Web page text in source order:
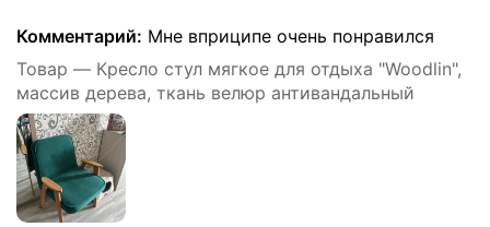
Комментарий: Мне вприципе очень понравился
Товар — Кресло стул мягкое для отдыха "Woodlin",
массив дерева, ткань велюр антивандальный